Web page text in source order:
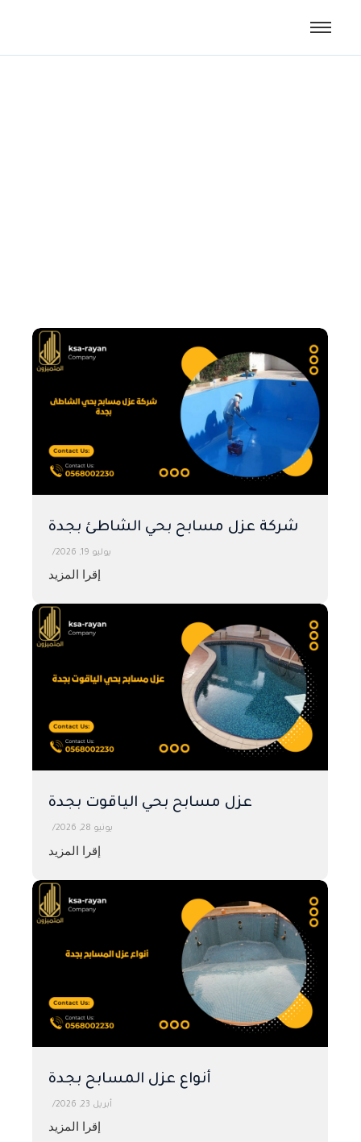
​شركة عزل مسابح بحي الشاطئ بجدة
يوليو 19, 2026 /
إقرا المزيد
عزل مسابح بحي الياقوت بجدة
يونيو 28, 2026 /
إقرا المزيد
أنواع عزل المسابح بجدة
أبريل 23, 2026 /
إقرا المزيد